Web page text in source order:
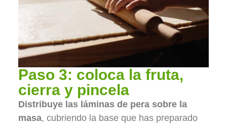
Paso 3: coloca la fruta,
cierra y pincela
Distribuye las láminas de pera sobre la
masa, cubriendo la base que has preparado